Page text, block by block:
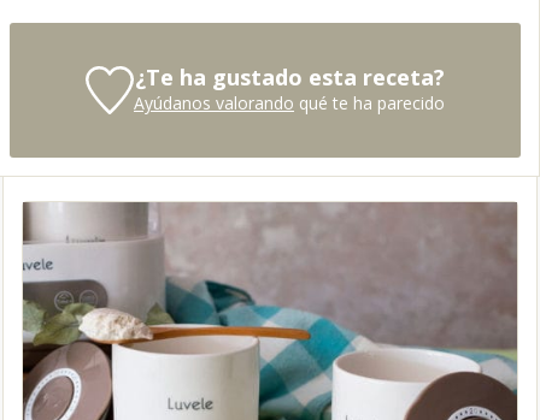
¿Te ha gustado esta receta?
Ayúdanos valorando qué te ha parecido